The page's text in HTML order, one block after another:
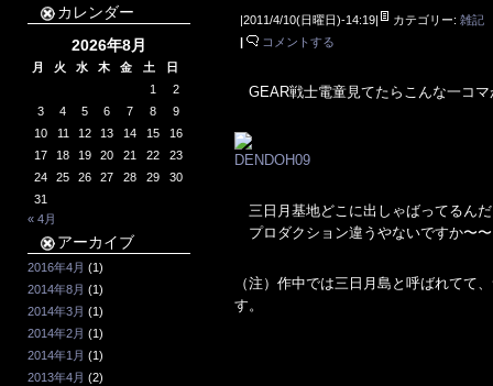
カレンダー
2026年8月
月 火 水 木 金 土
日
1
2
3
4 5 6 7 8
9
10
11 12 13 14 15
16
17
18 19 20 21 22
23
24
25 26 27 28 29
30
31
« 4月
アーカイブ
2016年4月 (1)
2014年8月 (1)
2014年3月 (1)
2014年2月 (1)
2014年1月 (1)
2013年4月 (2)
|2011/4/10(日曜日)-14:19| カテゴリー:雑記
|
コメントする
GEAR戦士電童見てたらこんな一コマ
三日月基地どこに出しゃばってるん
プロダクション違うやないですか〜
（注）作中では三日月島と呼ばれてて
す。